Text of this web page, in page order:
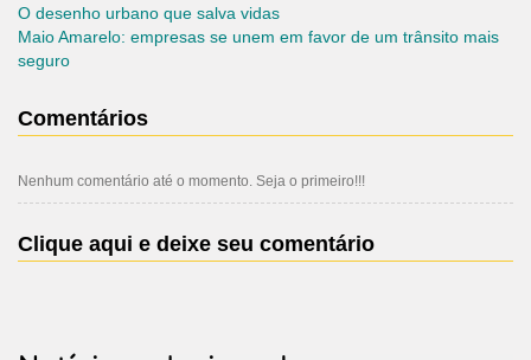
O desenho urbano que salva vidas
Maio Amarelo: empresas se unem em favor de um trânsito mais
seguro
Comentários
Nenhum comentário até o momento. Seja o primeiro!!!
Clique aqui e deixe seu comentário